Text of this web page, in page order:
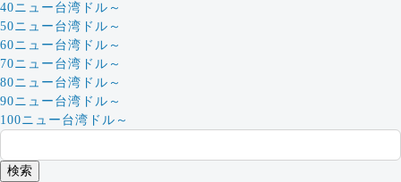
40ニュー台湾ドル～
50ニュー台湾ドル～
60ニュー台湾ドル～
70ニュー台湾ドル～
80ニュー台湾ドル～
90ニュー台湾ドル～
100ニュー台湾ドル～